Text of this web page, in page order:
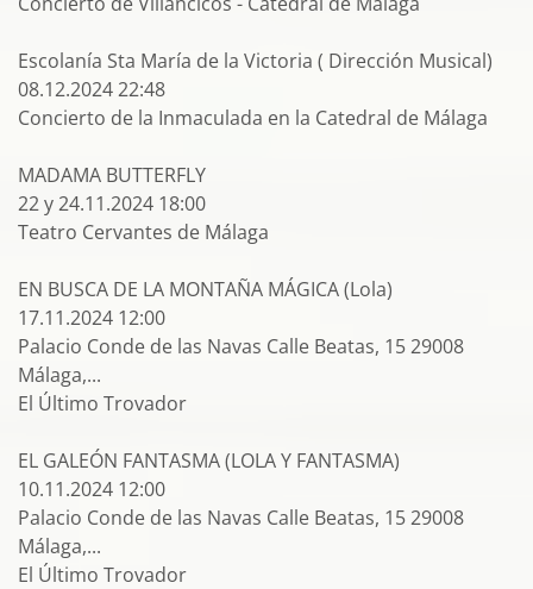
Escolanía Sta María de la Victoria ( Dirección Musical)
08.12.2024 22:48
Concierto de la Inmaculada en la Catedral de Málaga
MADAMA BUTTERFLY
22 y 24.11.2024 18:00
Teatro Cervantes de Málaga
EN BUSCA DE LA MONTAÑA MÁGICA (Lola)
17.11.2024 12:00
Palacio Conde de las Navas Calle Beatas, 15 29008
Málaga,...
El Último Trovador
EL GALEÓN FANTASMA (LOLA Y FANTASMA)
10.11.2024 12:00
Palacio Conde de las Navas Calle Beatas, 15 29008
Málaga,...
El Último Trovador